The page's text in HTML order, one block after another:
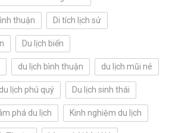
thuận Di tích lịch sử
Du lịch biển
du lịch bình thuận du lịch mũi né
du lịch phú quý Du lịch sinh thái
phá du lịch Kinh nghiệm du lịch